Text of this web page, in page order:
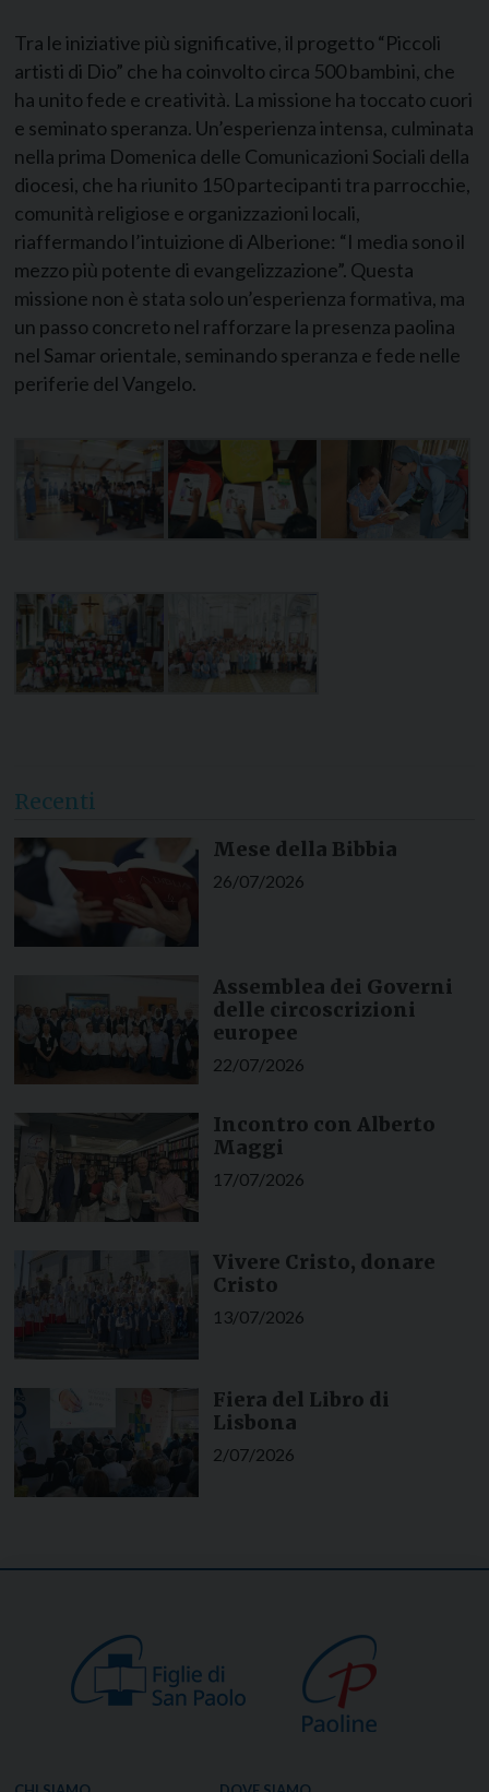
Tra le iniziative più significative, il progetto “Piccoli
artisti di Dio” che ha coinvolto circa 500 bambini, che
ha unito fede e creatività. La missione ha toccato cuori
e seminato speranza. Un’esperienza intensa, culminata
nella prima Domenica delle Comunicazioni Sociali della
diocesi, che ha riunito 150 partecipanti tra parrocchie,
comunità religiose e organizzazioni locali,
riaffermando l’intuizione di Alberione: “I media sono il
mezzo più potente di evangelizzazione”. Questa
missione non è stata solo un’esperienza formativa, ma
un passo concreto nel rafforzare la presenza paolina
nel Samar orientale, seminando speranza e fede nelle
periferie del Vangelo.
Recenti
Mese della Bibbia
26/07/2026
Assemblea dei Governi
delle circoscrizioni
europee
22/07/2026
Incontro con Alberto
Maggi
17/07/2026
Vivere Cristo, donare
Cristo
13/07/2026
Fiera del Libro di
Lisbona
2/07/2026